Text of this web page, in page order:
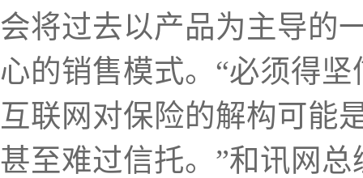
会将过去以产品为主导的
心的销售模式。“必须得
互联网对保险的解构可能
甚至难过信托。”和讯网